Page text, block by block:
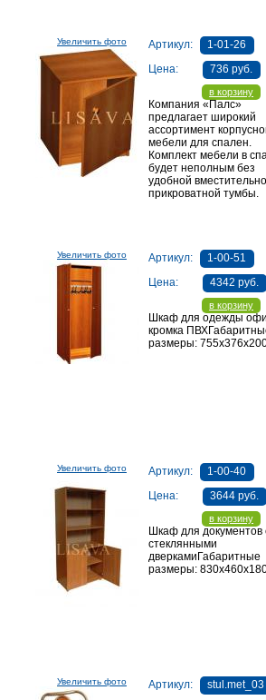
Увеличить фото Артикул:
1-01-26
Цена:
736 руб.
в корзину
Компания «Палс»
предлагает широкий
ассортимент
мебели для спален.
Комплект мебели в
будет неполным без
удобной
прикроватной тумбы.
Увеличить фото Артикул:
1-00-51
Цена:
4342 руб.
в корзину
Шкаф для одежды
кромка
размеры:
Увеличить фото Артикул:
1-00-40
Цена:
3644 руб.
в корзину
Шкаф для документов
стеклянными
дверкамиГабаритные
размеры:
Увеличить фото Артикул:
stul.met_03